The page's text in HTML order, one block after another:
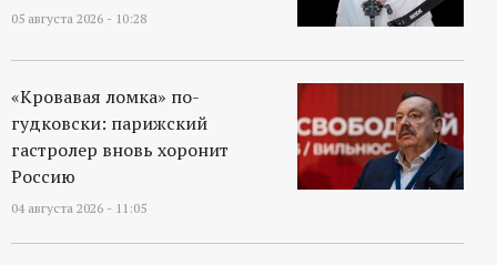
05 августа 2026 - 10:28
«Кровавая ломка» по-
гудковски: парижский
гастролер вновь хоронит
Россию
04 августа 2026 - 11:05